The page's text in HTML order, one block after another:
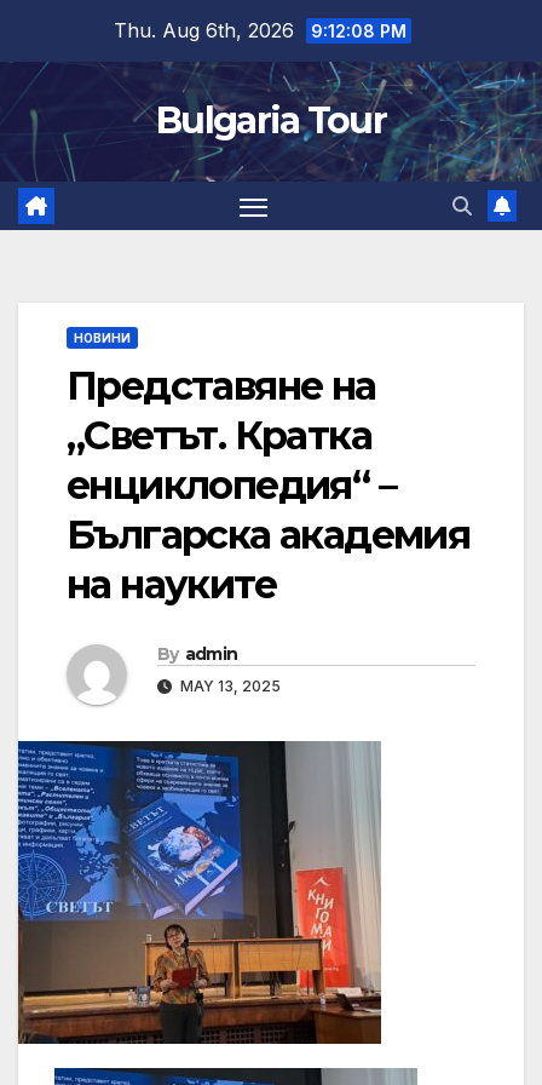
content
Thu. Aug 6th, 2026 9:12:09 PM
Bulgaria Tour
НОВИНИ
Представяне на
„Светът. Кратка
енциклопедия“ –
Българска академия
на науките
By admin
MAY 13, 2025